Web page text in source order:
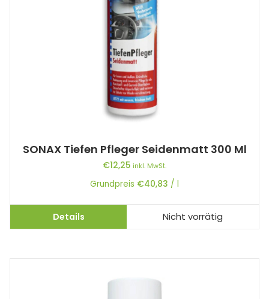
SONAX Tiefen Pfleger Seidenmatt 300 Ml
€12,25 inkl. MwSt.
Grundpreis €40,83 / l
Details Nicht vorrätig